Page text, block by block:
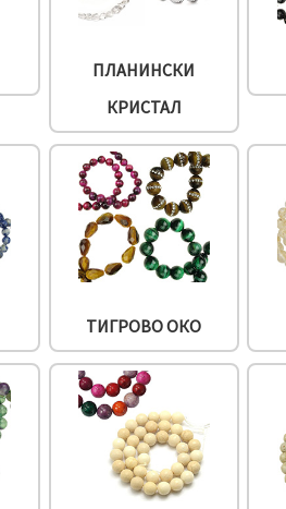
ПЛАНИНСКИ
КРИСТАЛ
ТИГРОВО ОКО